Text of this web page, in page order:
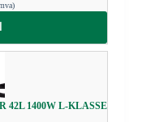
42L 1400W L-KLASSE